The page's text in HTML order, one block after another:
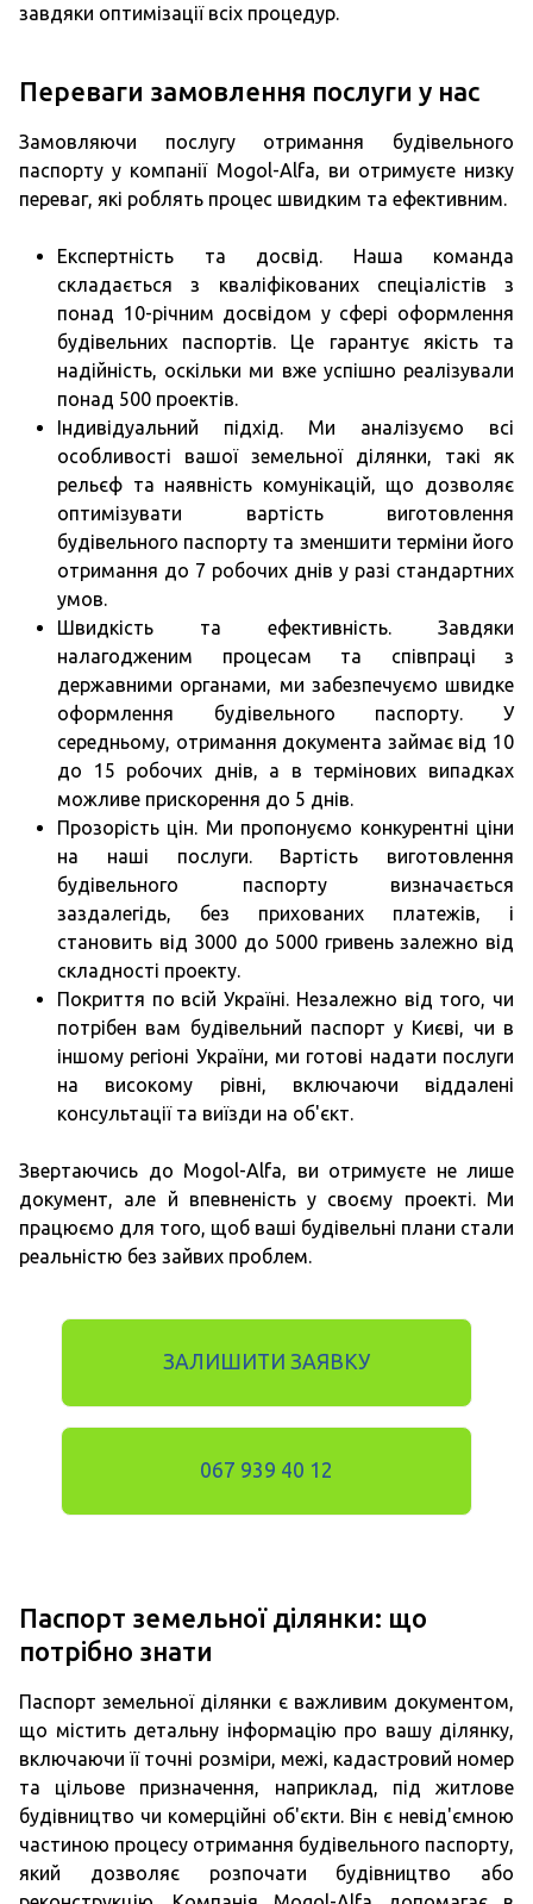
завдяки оптимізації всіх процедур.
Переваги замовлення послуги у нас
Замовляючи послугу отримання будівельного
паспорту у компанії Mogol-Alfa, ви отримуєте низку
переваг, які роблять процес швидким та ефективним.
Експертність та досвід. Наша команда
складається з кваліфікованих спеціалістів з
понад 10-річним досвідом у сфері оформлення
будівельних паспортів. Це гарантує якість та
надійність, оскільки ми вже успішно реалізували
понад 500 проектів.
Індивідуальний підхід. Ми аналізуємо всі
особливості вашої земельної ділянки, такі як
рельєф та наявність комунікацій, що дозволяє
оптимізувати вартість виготовлення
будівельного паспорту та зменшити терміни його
отримання до 7 робочих днів у разі стандартних
умов.
Швидкість та ефективність. Завдяки
налагодженим процесам та співпраці з
державними органами, ми забезпечуємо швидке
оформлення будівельного паспорту. У
середньому, отримання документа займає від 10
до 15 робочих днів, а в термінових випадках
можливе прискорення до 5 днів.
Прозорість цін. Ми пропонуємо конкурентні ціни
на наші послуги. Вартість виготовлення
будівельного паспорту визначається
заздалегідь, без прихованих платежів, і
становить від 3000 до 5000 гривень залежно від
складності проекту.
Покриття по всій Україні. Незалежно від того, чи
потрібен вам будівельний паспорт у Києві, чи в
іншому регіоні України, ми готові надати послуги
на високому рівні, включаючи віддалені
консультації та виїзди на об'єкт.
Звертаючись до Mogol-Alfa, ви отримуєте не лише
документ, але й впевненість у своєму проекті. Ми
працюємо для того, щоб ваші будівельні плани стали
реальністю без зайвих проблем.
ЗАЛИШИТИ ЗАЯВКУ
067 939 40 12
Паспорт земельної ділянки: що
потрібно знати
Паспорт земельної ділянки є важливим документом,
що містить детальну інформацію про вашу ділянку,
включаючи її точні розміри, межі, кадастровий номер
та цільове призначення, наприклад, під житлове
будівництво чи комерційні об'єкти. Він є невід'ємною
частиною процесу отримання будівельного паспорту,
який дозволяє розпочати будівництво або